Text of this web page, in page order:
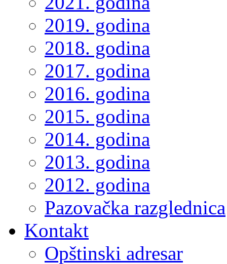
2019. godina
2018. godina
2017. godina
2016. godina
2015. godina
2014. godina
2013. godina
2012. godina
Pazovačka razglednica
Kontakt
Opštinski adresar